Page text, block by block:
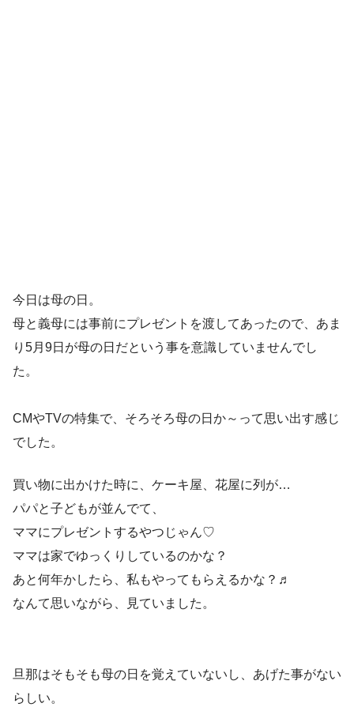
今日は母の日。
母と義母には事前にプレゼントを渡してあったので、あま
り5月9日が母の日だという事を意識していませんでし
た。
CMやTVの特集で、そろそろ母の日か～って思い出す感じ
でした。
買い物に出かけた時に、ケーキ屋、花屋に列が…
パパと子どもが並んでて、
ママにプレゼントするやつじゃん♡
ママは家でゆっくりしているのかな？
あと何年かしたら、私もやってもらえるかな？♬
なんて思いながら、見ていました。
旦那はそもそも母の日を覚えていないし、あげた事がない
らしい。